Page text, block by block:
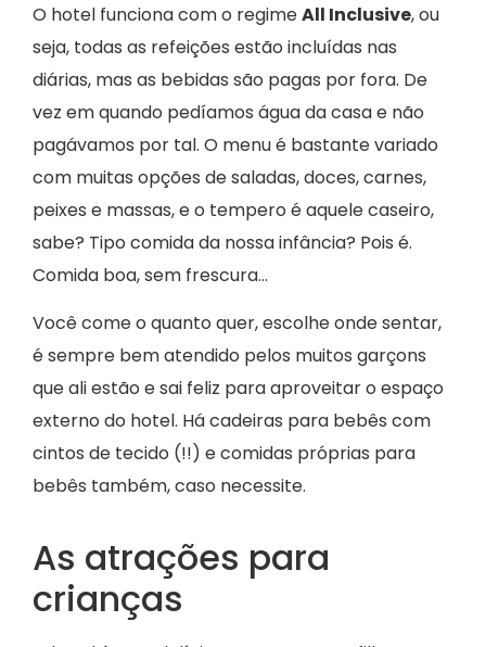
O hotel funciona com o regimeAll Inclusive, ou
seja, todas as refeições estão incluídas nas
diárias, mas as bebidas são pagas por fora. De
vez em quando pedíamos água da casa e não
pagávamos por tal. O menu é bastante variado
com muitas opções de saladas, doces, carnes,
peixes e massas, e o tempero é aquele caseiro,
sabe? Tipo comida da nossa infância? Pois é.
Comida boa, sem frescura…
Você come o quanto quer, escolhe onde sentar,
é sempre bem atendido pelos muitos garçons
que ali estão e sai feliz para aproveitar o espaço
externo do hotel. Há cadeiras para bebês com
cintos de tecido (!!) e comidas próprias para
bebês também, caso necessite.
As atrações para
crianças